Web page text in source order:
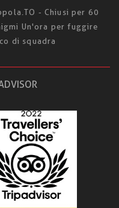
- Chiusi per 60
Un'ora per fuggire
di squadra